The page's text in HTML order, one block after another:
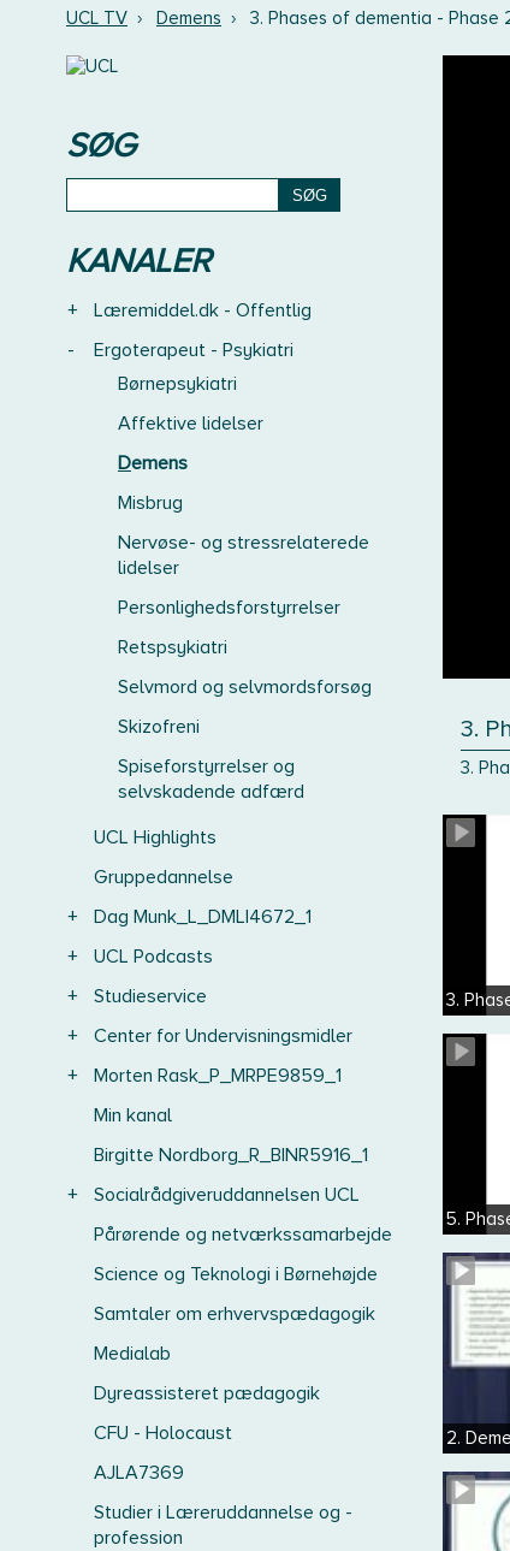
UCL TV › Demens › 3. Phases of dementia - Phase
SØG
KANALER
+
Læremiddel.dk - Offentlig
-
Ergoterapeut - Psykiatri
Børnepsykiatri
Affektive lidelser
Demens
Misbrug
Nervøse- og stressrelaterede
lidelser
Personlighedsforstyrrelser
Retspsykiatri
Selvmord og selvmordsforsøg
Skizofreni
Spiseforstyrrelser og
selvskadende adfærd
UCL Highlights
Gruppedannelse
+
Dag Munk_L_DMLI4672_1
+
UCL Podcasts
+
Studieservice
+
Center for Undervisningsmidler
+
Morten Rask_P_MRPE9859_1
Min kanal
Birgitte Nordborg_R_BINR5916_1
+
Socialrådgiveruddannelsen UCL
Pårørende og netværkssamarbejde
Science og Teknologi i Børnehøjde
Samtaler om erhvervspædagogik
Medialab
Dyreassisteret pædagogik
CFU - Holocaust
AJLA7369
Studier i Læreruddannelse og -
profession
3.
3.
3.
5.
2.